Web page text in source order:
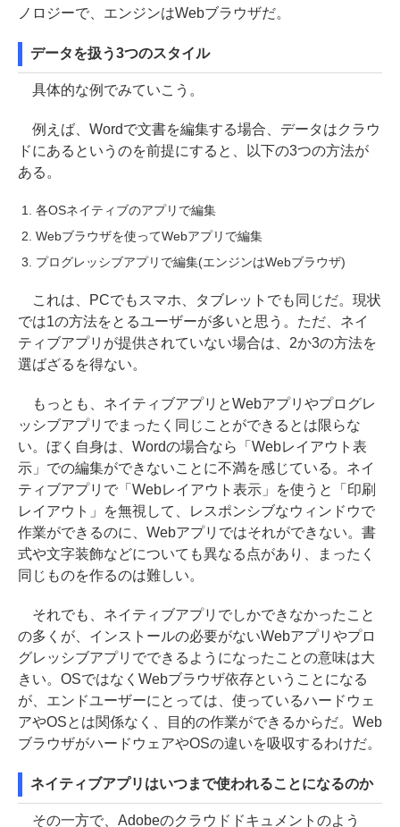
ノロジーで、エンジンはWebブラウザだ。
データを扱う3つのスタイル
具体的な例でみていこう。
例えば、Wordで文書を編集する場合、データはクラウ
ドにあるというのを前提にすると、以下の3つの方法が
ある。
各OSネイティブのアプリで編集
Webブラウザを使ってWebアプリで編集
プログレッシブアプリで編集(エンジンはWebブラウザ)
これは、PCでもスマホ、タブレットでも同じだ。現状
では1の方法をとるユーザーが多いと思う。ただ、ネイ
ティブアプリが提供されていない場合は、2か3の方法を
選ばざるを得ない。
もっとも、ネイティブアプリとWebアプリやプログレ
ッシブアプリでまったく同じことができるとは限らな
い。ぼく自身は、Wordの場合なら「Webレイアウト表
示」での編集ができないことに不満を感じている。ネイ
ティブアプリで「Webレイアウト表示」を使うと「印刷
レイアウト」を無視して、レスポンシブなウィンドウで
作業ができるのに、Webアプリではそれができない。書
式や文字装飾などについても異なる点があり、まったく
同じものを作るのは難しい。
それでも、ネイティブアプリでしかできなかったこと
の多くが、インストールの必要がないWebアプリやプロ
グレッシブアプリでできるようになったことの意味は大
きい。OSではなくWebブラウザ依存ということになる
が、エンドユーザーにとっては、使っているハードウェ
アやOSとは関係なく、目的の作業ができるからだ。Web
ブラウザがハードウェアやOSの違いを吸収するわけだ。
ネイティブアプリはいつまで使われることになるのか
その一方で、Adobeのクラウドドキュメントのよう